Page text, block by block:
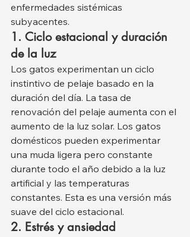
enfermedades sistémicas
subyacentes.
1. Ciclo estacional y duración
de la luz
Los gatos experimentan un ciclo
instintivo de pelaje basado en la
duración del día. La tasa de
renovación del pelaje aumenta con el
aumento de la luz solar. Los gatos
domésticos pueden experimentar
una muda ligera pero constante
durante todo el año debido a la luz
artificial y las temperaturas
constantes. Esta es una versión más
suave del ciclo estacional.
2. Estrés y ansiedad